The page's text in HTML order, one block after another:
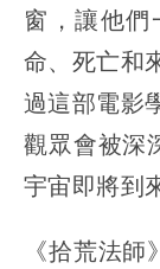
窗，讓他
命、死亡和
過這部電影
觀眾會被深
宇宙即將到
《拾荒法